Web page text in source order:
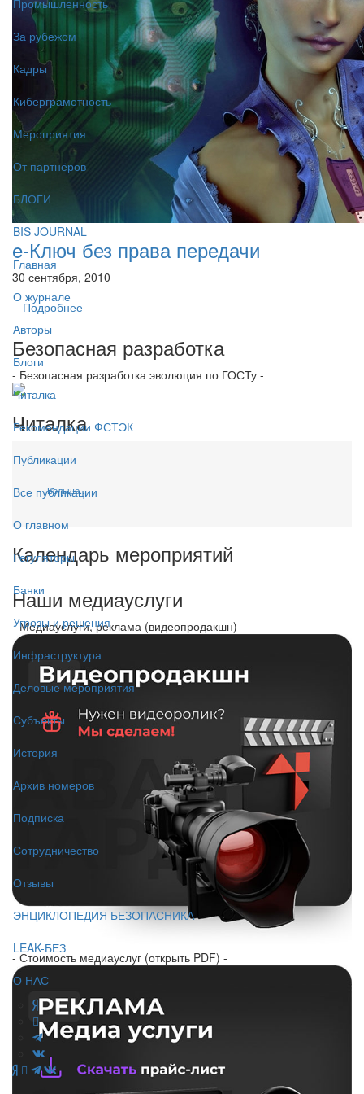
Промышленность
За рубежом
Кадры
Киберграмотность
Мероприятия
От партнёров
БЛОГИ
BIS JOURNAL
Главная
О журнале
Авторы
Блоги
Читалка
Рекомендации ФСТЭК
Публикации
Все публикации
О главном
Регуляторы
Банки
Угрозы и решения
Инфраструктура
Деловые мероприятия
Субъекты
История
Архив номеров
Подписка
Сотрудничество
Отзывы
ЭНЦИКЛОПЕДИЯ БЕЗОПАСНИКА
LEAK-БЕЗ
О НАС
e-Ключ без права передачи
30 сентября, 2010
Подробнее
Безопасная разработка
- Безопасная разработка эволюция по ГОСТу -
Читалка
Больше...
Календарь мероприятий
Наши медиауслуги
- Медиауслуги, реклама (видеопродакшн) -
- Стоимость медиауслуг (открыть PDF) -